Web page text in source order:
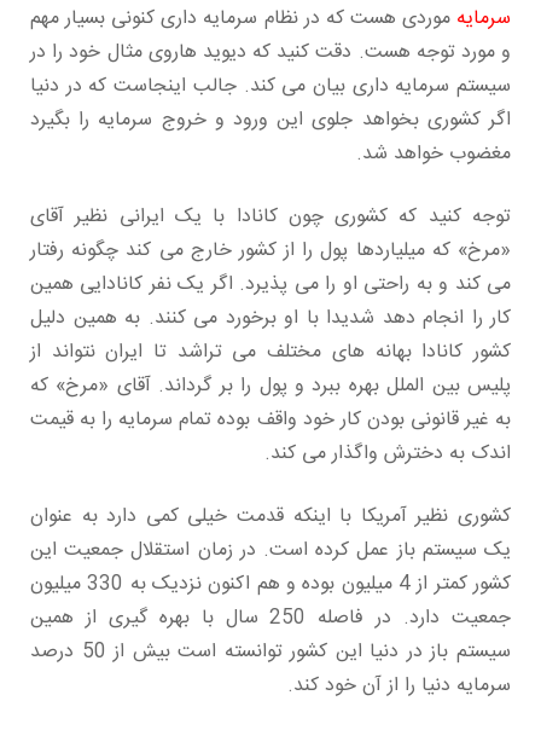
سرمایه موردی هست که در نظام سرمایه داری کنونی بسیار مهم
و مورد توجه هست. دقت کنید که دیوید هاروی مثال خود را در
سیستم سرمایه داری بیان می کند. جالب اینجاست که در دنیا
اگر کشوری بخواهد جلوی این ورود و خروج سرمایه را بگیرد
مغضوب خواهد شد.
توجه کنید که کشوری چون کانادا با یک ایرانی نظیر آقای
«مرخ» که میلیاردها پول را از کشور خارج می کند چگونه رفتار
می کند و به راحتی او را می پذیرد. اگر یک نفر کانادایی همین
کار را انجام دهد شدیدا با او برخورد می کنند. به همین دلیل
کشور کانادا بهانه های مختلف می تراشد تا ایران نتواند از
پلیس بین الملل بهره ببرد و پول را بر گرداند. آقای «مرخ» که
به غیر قانونی بودن کار خود واقف بوده تمام سرمایه را به قیمت
اندک به دخترش واگذار می کند.
کشوری نظیر آمریکا با اینکه قدمت خیلی کمی دارد به عنوان
یک سیستم باز عمل کرده است. در زمان استقلال جمعیت این
کشور کمتر از 4 میلیون بوده و هم اکنون نزدیک به 330 میلیون
جمعیت دارد. در فاصله 250 سال با بهره گیری از همین
سیستم باز در دنیا این کشور توانسته است بیش از 50 درصد
سرمایه دنیا را از آن خود کند.